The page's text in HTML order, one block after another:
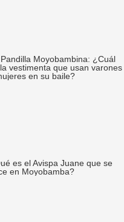
Moyobambina: ¿Cuál
vestimenta que usan varones
en su baile?
es el Avispa Juane que se
en Moyobamba?